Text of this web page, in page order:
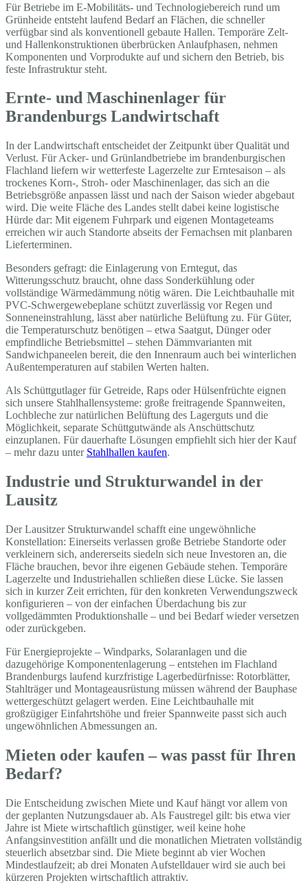
Für Betriebe im E-Mobilitäts- und Technologiebereich rund um
Grünheide entsteht laufend Bedarf an Flächen, die schneller
verfügbar sind als konventionell gebaute Hallen. Temporäre Zelt-
und Hallenkonstruktionen überbrücken Anlaufphasen, nehmen
Komponenten und Vorprodukte auf und sichern den Betrieb, bis
feste Infrastruktur steht.
Ernte- und Maschinenlager für
Brandenburgs Landwirtschaft
In der Landwirtschaft entscheidet der Zeitpunkt über Qualität und
Verlust. Für Acker- und Grünlandbetriebe im brandenburgischen
Flachland liefern wir wetterfeste Lagerzelte zur Erntesaison – als
trockenes Korn-, Stroh- oder Maschinenlager, das sich an die
Betriebsgröße anpassen lässt und nach der Saison wieder abgebaut
wird. Die weite Fläche des Landes stellt dabei keine logistische
Hürde dar: Mit eigenem Fuhrpark und eigenen Montageteams
erreichen wir auch Standorte abseits der Fernachsen mit planbaren
Lieferterminen.
Besonders gefragt: die Einlagerung von Erntegut, das
Witterungsschutz braucht, ohne dass Sonderkühlung oder
vollständige Wärmedämmung nötig wären. Die Leichtbauhalle mit
PVC-Schwergewebeplane schützt zuverlässig vor Regen und
Sonneneinstrahlung, lässt aber natürliche Belüftung zu. Für Güter,
die Temperaturschutz benötigen – etwa Saatgut, Dünger oder
empfindliche Betriebsmittel – stehen Dämmvarianten mit
Sandwichpaneelen bereit, die den Innenraum auch bei winterlichen
Außentemperaturen auf stabilen Werten halten.
Als Schüttgutlager für Getreide, Raps oder Hülsenfrüchte eignen
sich unsere Stahlhallensysteme: große freitragende Spannweiten,
Lochbleche zur natürlichen Belüftung des Lagerguts und die
Möglichkeit, separate Schüttgutwände als Anschüttschutz
einzuplanen. Für dauerhafte Lösungen empfiehlt sich hier der Kauf
– mehr dazu unter Stahlhallen kaufen.
Industrie und Strukturwandel in der
Lausitz
Der Lausitzer Strukturwandel schafft eine ungewöhnliche
Konstellation: Einerseits verlassen große Betriebe Standorte oder
verkleinern sich, andererseits siedeln sich neue Investoren an, die
Fläche brauchen, bevor ihre eigenen Gebäude stehen. Temporäre
Lagerzelte und Industriehallen schließen diese Lücke. Sie lassen
sich in kurzer Zeit errichten, für den konkreten Verwendungszweck
konfigurieren – von der einfachen Überdachung bis zur
vollgedämmten Produktionshalle – und bei Bedarf wieder versetzen
oder zurückgeben.
Für Energieprojekte – Windparks, Solaranlagen und die
dazugehörige Komponentenlagerung – entstehen im Flachland
Brandenburgs laufend kurzfristige Lagerbedürfnisse: Rotorblätter,
Stahlträger und Montageausrüstung müssen während der Bauphase
wettergeschützt gelagert werden. Eine Leichtbauhalle mit
großzügiger Einfahrtshöhe und freier Spannweite passt sich auch
ungewöhnlichen Abmessungen an.
Mieten oder kaufen – was passt für Ihren
Bedarf?
Die Entscheidung zwischen Miete und Kauf hängt vor allem von
der geplanten Nutzungsdauer ab. Als Faustregel gilt: bis etwa vier
Jahre ist Miete wirtschaftlich günstiger, weil keine hohe
Anfangsinvestition anfällt und die monatlichen Mietraten vollständig
steuerlich absetzbar sind. Die Miete beginnt ab vier Wochen
Mindestlaufzeit; ab drei Monaten Aufstelldauer wird sie auch bei
kürzeren Projekten wirtschaftlich attraktiv.